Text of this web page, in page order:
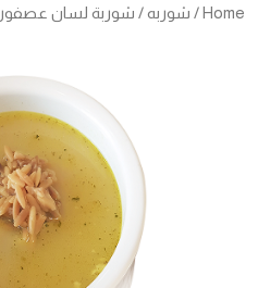
Home
/ شوربه/ شوربة لسان عصفور